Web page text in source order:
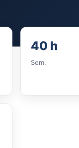
40 h
Sem.